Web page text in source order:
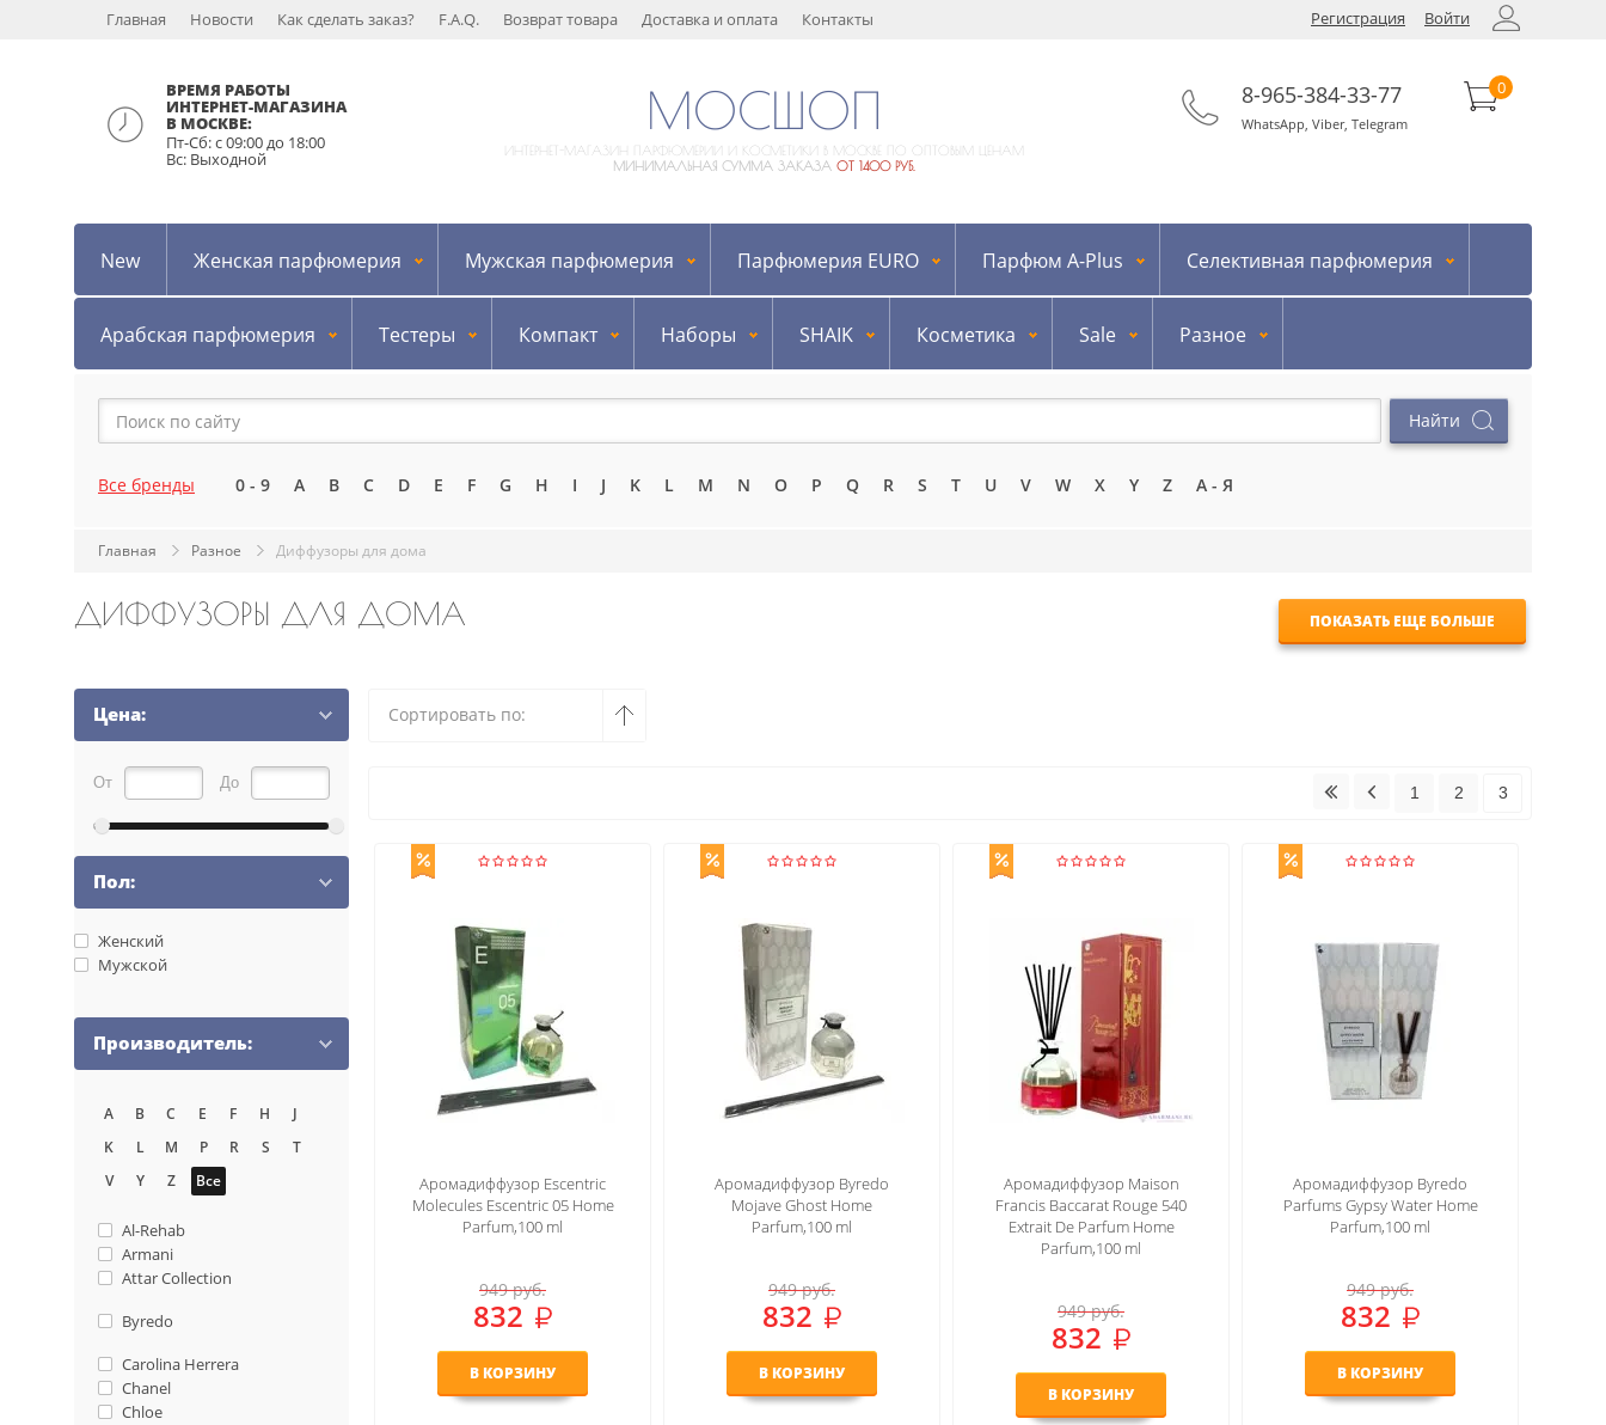
Регистрация Войти
Главная Новости Как сделать заказ? F.A.Q. Возврат товара Доставка и оплата Контакты
ВРЕМЯ РАБОТЫ
ИНТЕРНЕТ-МАГАЗИНА
В МОСКВЕ:
Пт-Сб: с 09:00 до 18:00
Вс: Выходной
МОСШОП
ИНТЕРНЕТ-МАГАЗИН ПАРФЮМЕРИИ И КОСМЕТИКИ В МОСКВЕ ПО ОПТОВЫМ ЦЕНАМ
МИНИМАЛЬНАЯ СУММА ЗАКАЗА ОТ 1400 РУБ.
8-965-384-33-77
WhatsApp, Viber, Telegram
0
New Женская парфюмерия Мужская парфюмерия Парфюмерия EURO Парфюм A-Plus Селективная парфюмерия
Арабская парфюмерия Тестеры Компакт Наборы SHAIK Косметика Sale Разное
Все бренды 0 - 9 A B C D E F G H I J K L M N O P Q R S T U V W X Y Z А - Я
Главная Разное Диффузоры для дома
ДИФФУЗОРЫ ДЛЯ ДОМА ПОКАЗАТЬ ЕЩЕ БОЛЬШЕ
Цена:
От До
Пол:
Женский
Мужской
Производитель:
A B C E F H
J
K
L M P R S
T
V
Y Z Все
Al-Rehab
Armani
Attar Collection
Byredo
Carolina Herrera
Chanel
Chloe
Сортировать по:
1 2 3
Аромадиффузор Escentric
Molecules Escentric 05 Home
Parfum,100 ml
949руб.
832
В КОРЗИНУ
Аромадиффузор Byredo
Mojave Ghost Home
Parfum,100 ml
949руб.
832
В КОРЗИНУ
Аромадиффузор Maison
Francis Baccarat Rouge 540
Extrait De Parfum Home
Parfum,100 ml
949руб.
832
В КОРЗИНУ
Аромадиффузор Byredo
Parfums Gypsy Water Home
Parfum,100 ml
949руб.
832
В КОРЗИНУ